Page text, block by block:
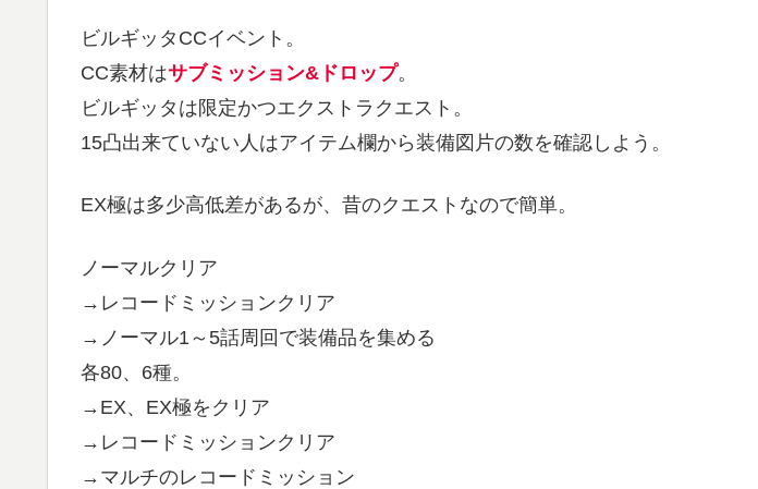
ビルギッタCCイベント。
CC素材はサブミッション&ドロップ。
ビルギッタは限定かつエクストラクエスト。
15凸出来ていない人はアイテム欄から装備図片の数を確認しよう。
EX極は多少高低差があるが、昔のクエストなので簡単。
ノーマルクリア
→レコードミッションクリア
→ノーマル1～5話周回で装備品を集める
各80、6種。
→EX、EX極をクリア
→レコードミッションクリア
→マルチのレコードミッション